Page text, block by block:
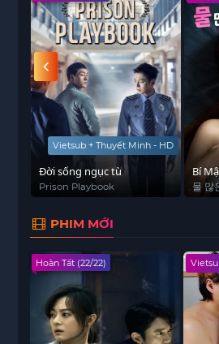
Vietsub + Thuyết Minh - HD
Đời sống ngục tù
Prison Playbook
Bí
Đãng
물 많
PHIM MỚI
Hoàn Tất (22/22)